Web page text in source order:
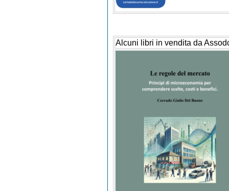
Alcuni libri in vendita da